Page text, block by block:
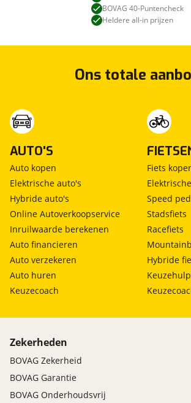
BOVAG 40-Puntencheck
Heldere all-in prijzen
Ons totale
AUTO'S
Auto kopen
Elektrische auto's
Hybride auto's
Online Autoverkoopservice
Inruilwaarde berekenen
Auto financieren
Auto verzekeren
Auto huren
Keuzecoach
Fiets
Speed
Stadsfiets
Racefiets
Hybride
Zekerheden
BOVAG Zekerheid
BOVAG Garantie
BOVAG Onderhoudsvrij